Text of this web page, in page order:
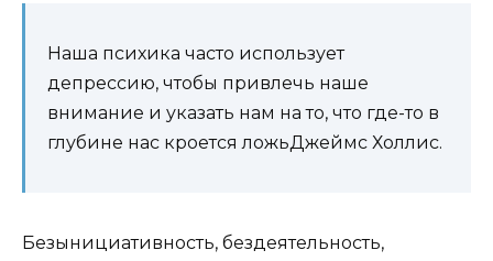
Наша психика часто использует
депрессию, чтобы привлечь наше
внимание и указать нам на то, что где-то в
глубине нас кроется ложьДжеймс Холлис.
Безынициативность, бездеятельность,